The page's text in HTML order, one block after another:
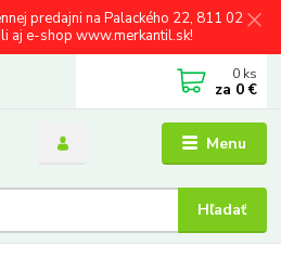
predajni na Palackého 22, 811 02
aj e-shop www.merkantil.sk!
Menu
Hľadať
0 ks
za 0 €